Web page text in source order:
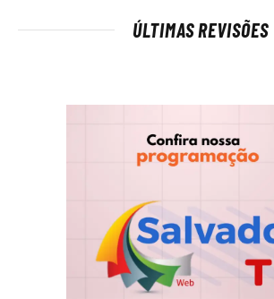
ÚLTIMAS REVISÕES